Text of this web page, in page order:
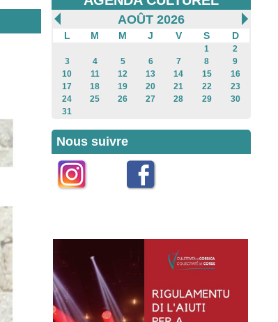
AOÛT 2026
L M M J V S D
1
2
3
4 5 6 7 8
9
10
11 12 13 14 15
16
17
18 19 20 21 22
23
24
25 26 27 28 29
30
31
Nous suivre